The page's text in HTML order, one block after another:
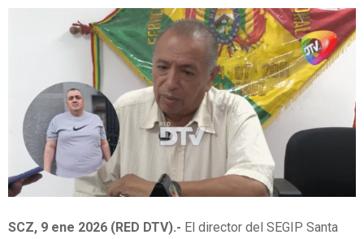
SCZ, 9 ene 2026 (RED DTV).- El director del SEGIP Santa